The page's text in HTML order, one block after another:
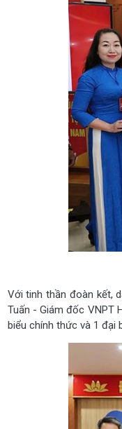
Với tinh thần đoàn kết,
Tuấn - Giám đốc VNPT
biểu chính thức và 1 đại